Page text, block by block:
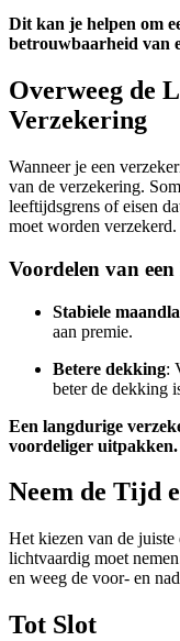
Dit kan je helpen om
betrouwbaarheid van
Overweeg de
Verzekering
Wanneer je een
van de verzekering.
leeftijdsgrens of eisen
moet worden verzekerd.
Voordelen van
Stabiele
aan premie.
Betere dekking:
beter de dekking
Een langdurige
voordeliger uitpakken.
Neem de Tijd
Het kiezen van de
lichtvaardig moet
en weeg de voor- en
Tot Slot